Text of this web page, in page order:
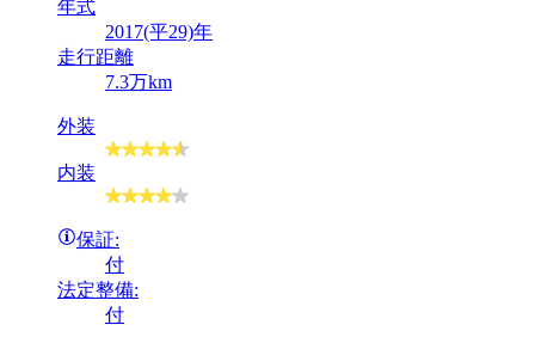
年式
2017(平29)年
走行距離
7.3万km
外装
内装
保証:
付
法定整備:
付